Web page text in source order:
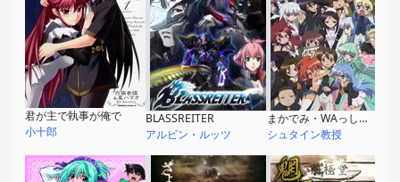
君が主で執事が俺で
小十郎
BLASSREITER
アルビン・ルッツ
まかでみ・WAっしょい！
シュタイン教授